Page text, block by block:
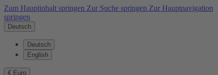
Zum Hauptinhalt springen Zur Suche springen Zur Hauptnavigation
springen
Deutsch
Deutsch
English
€ Euro